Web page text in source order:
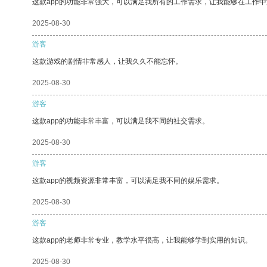
这款app的功能非常强大，可以满足我所有的工作需求，让我能够在工作中
2025-08-30
游客
这款游戏的剧情非常感人，让我久久不能忘怀。
2025-08-30
游客
这款app的功能非常丰富，可以满足我不同的社交需求。
2025-08-30
游客
这款app的视频资源非常丰富，可以满足我不同的娱乐需求。
2025-08-30
游客
这款app的老师非常专业，教学水平很高，让我能够学到实用的知识。
2025-08-30